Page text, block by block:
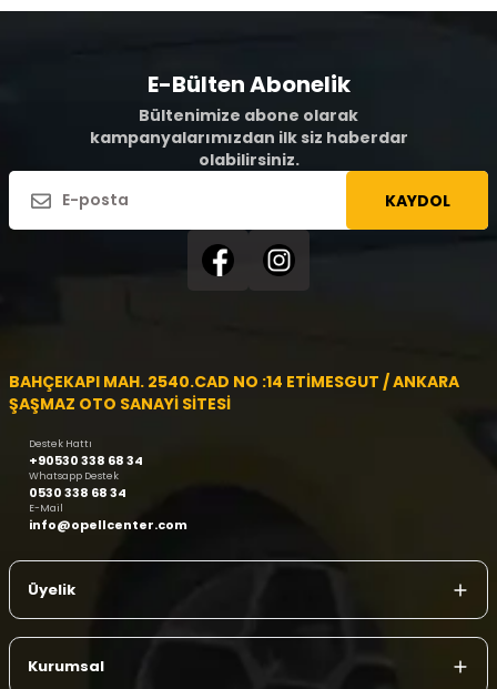
E-Bülten Abonelik
Bültenimize abone olarak
kampanyalarımızdan ilk siz haberdar
olabilirsiniz.
KAYDOL
BAHÇEKAPI MAH. 2540.CAD NO :14 ETİMESGUT / ANKARA
ŞAŞMAZ OTO SANAYİ SİTESİ
Destek Hattı
+90530 338 68 34
Whatsapp Destek
0530 338 68 34
E-Mail
info@opellcenter.com
Üyelik
Kurumsal